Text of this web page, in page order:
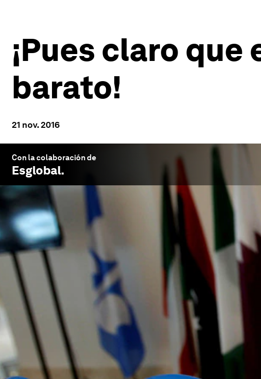
¡Pues claro
barato!
21 nov. 2016
Con la colaboración de
Esglobal.